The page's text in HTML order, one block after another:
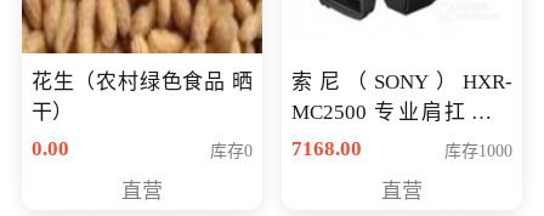
花生（农村绿色食品 晒
干）
0.00
库存0
直营
索尼（SONY）HXR-
MC2500 专业肩扛式存
储卡全高清摄录一体机
清入门级摄像机
7168.00 库存1000
直营